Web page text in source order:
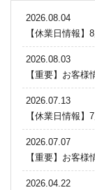
2026.08.04
【休業日情報】
2026.08.03
【重要】お客様
2026.07.13
【休業日情報】
2026.07.07
【重要】お客
2026.04.22